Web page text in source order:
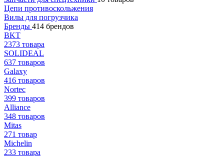
Цепи противоскольжения
Вилы для погрузчика
Бренды 414 брендов
BKT
2373 товара
SOLIDEAL
637 товаров
Galaxy
416 товаров
Nortec
399 товаров
Alliance
348 товаров
Mitas
271 товар
Michelin
233 товара